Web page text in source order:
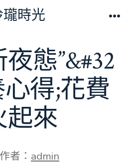
瓏時光
態”&#32
得;花費
起來
作者： admin